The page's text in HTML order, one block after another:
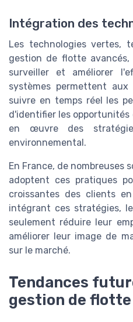
Intégration des
Les technologies vertes,
gestion de flotte
surveiller et améliorer
systèmes permettent
suivre en temps réel les
d'identifier les
en œuvre des
environnemental.
En France, de nombreuses
adoptent ces pratiques
croissantes des clients
intégrant ces stratégies,
seulement réduire leur
améliorer leur image de
sur le marché.
Tendances
gestion de flotte